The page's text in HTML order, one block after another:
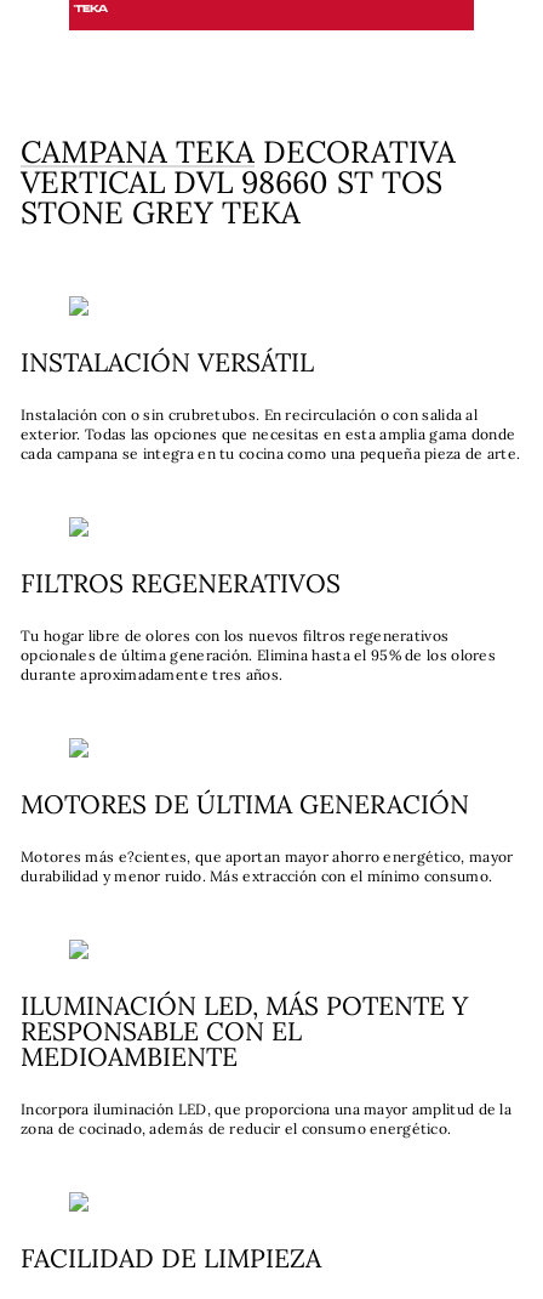
CAMPANA TEKA DECORATIVA
VERTICAL DVL 98660 ST TOS
STONE GREY TEKA
INSTALACIÓN VERSÁTIL
Instalación con o sin crubretubos. En recirculación o con salida al
exterior. Todas las opciones que necesitas en esta amplia gama donde
cada campana se integra en tu cocina como una pequeña pieza de arte.
FILTROS REGENERATIVOS
Tu hogar libre de olores con los nuevos filtros regenerativos
opcionales de última generación. Elimina hasta el 95% de los olores
durante aproximadamente tres años.
MOTORES DE ÚLTIMA GENERACIÓN
Motores más e?cientes, que aportan mayor ahorro energético, mayor
durabilidad y menor ruido. Más extracción con el mínimo consumo.
ILUMINACIÓN LED, MÁS POTENTE Y
RESPONSABLE CON EL
MEDIOAMBIENTE
Incorpora iluminación LED, que proporciona una mayor amplitud de la
zona de cocinado, además de reducir el consumo energético.
FACILIDAD DE LIMPIEZA